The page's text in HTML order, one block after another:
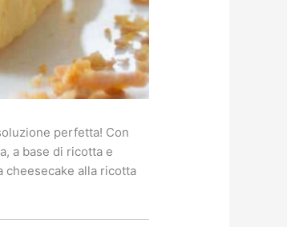
perfetta! Con
a base di ricotta e
cheesecake alla ricotta